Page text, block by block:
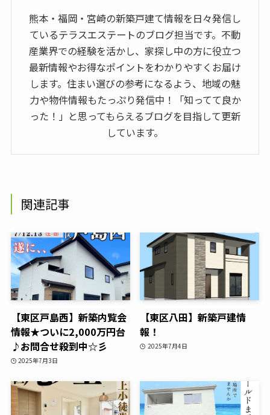
熊本・福岡・宮崎の新築戸建て情報を日々発信し
ているテラスエステートのブログ担当です。不動
産業界での経験を活かし、家探し中の方に役立つ
最新情報やお得なポイントをわかりやすくお届け
します。住まい選びの参考になるよう、地域の魅
力や物件情報もたっぷり発信中！「知ってて良か
った！」と思ってもらえるブログを目指して更新
しています。
関連記事
【東区戸島西】新築内覧会
情報★ついに2,000万円台
♪お問合せ殺到中☆彡
2025年7月3日
【東区八田】新築戸建情
報！
2025年7月4日